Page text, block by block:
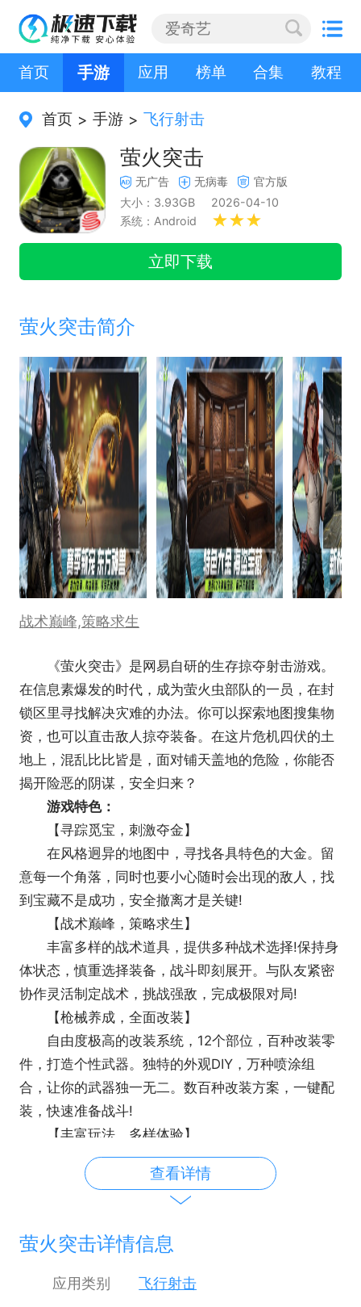
首页 手游 应用 榜单 合集 教程
首页 > 手游 > 飞行射击
萤火突击
无广告 无病毒
官方版
大小：3.93GB
2026-04-10
系统：Android
立即下载
萤火突击简介
战术巅峰,策略求生
《萤火突击》是网易自研的生存掠夺射击游戏。
在信息素爆发的时代，成为萤火虫部队的一员，在封
锁区里寻找解决灾难的办法。你可以探索地图搜集物
资，也可以直击敌人掠夺装备。在这片危机四伏的土
地上，混乱比比皆是，面对铺天盖地的危险，你能否
揭开险恶的阴谋，安全归来？
游戏特色：
【寻踪觅宝，刺激夺金】
在风格迥异的地图中，寻找各具特色的大金。留
意每一个角落，同时也要小心随时会出现的敌人，找
到宝藏不是成功，安全撤离才是关键!
【战术巅峰，策略求生】
丰富多样的战术道具，提供多种战术选择!保持身
体状态，慎重选择装备，战斗即刻展开。与队友紧密
协作灵活制定战术，挑战强敌，完成极限对局!
【枪械养成，全面改装】
自由度极高的改装系统，12个部位，百种改装零
件，打造个性武器。独特的外观DIY，万种喷涂组
合，让你的武器独一无二。数百种改装方案，一键配
装，快速准备战斗!
【丰富玩法，多样体验】
摸金、竞技、俘虏、限时撤离，丰富的玩法给你
带来不一样的战斗体验。单人探索或团队协作任你选
择，发挥你的实力，在不同的玩法中取得胜利!
在真实的战场中，没有永远的敌人。选择保留生
命，救助陌生者，与其成为队友，共同顺利撤离。被
查看详情
萤火突击详情信息
应用类别
飞行射击